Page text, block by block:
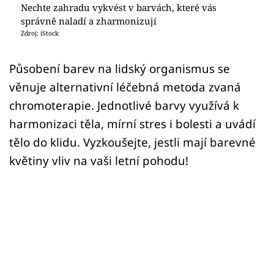
Nechte zahradu vykvést v barvách, které vás
správně naladí a zharmonizují
Zdroj: iStock
Působení barev na lidský organismus se
věnuje alternativní léčebná metoda zvaná
chromoterapie. Jednotlivé barvy využívá k
harmonizaci těla, mírní stres i bolesti a uvádí
tělo do klidu. Vyzkoušejte, jestli mají barevné
květiny vliv na vaši letní pohodu!